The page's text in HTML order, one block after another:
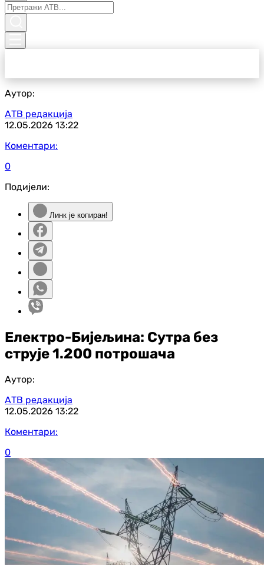
Аутор:
АТВ редакција
12.05.2026 13:22
Коментари:
0
Подијели:
Линк је копиран!
Електро-Бијељина: Сутра без
струје 1.200 потрошача
Аутор:
АТВ редакција
12.05.2026 13:22
Коментари:
0